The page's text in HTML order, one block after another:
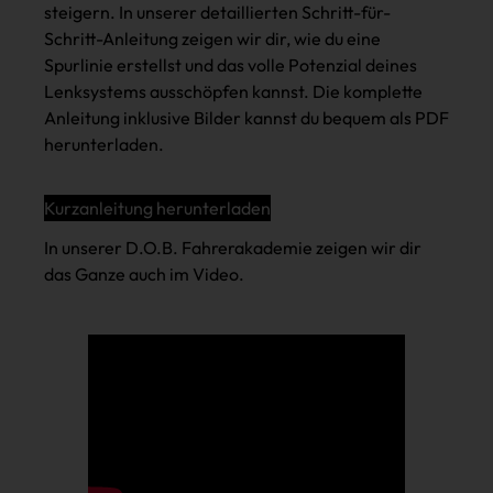
steigern. In unserer detaillierten Schritt-für-
Schritt-Anleitung zeigen wir dir, wie du eine
Spurlinie erstellst und das volle Potenzial deines
Lenksystems ausschöpfen kannst. Die komplette
Anleitung inklusive Bilder kannst du bequem als PDF
herunterladen.
Kurzanleitung herunterladen
In unserer D.O.B. Fahrerakademie zeigen wir dir
das Ganze auch im Video.